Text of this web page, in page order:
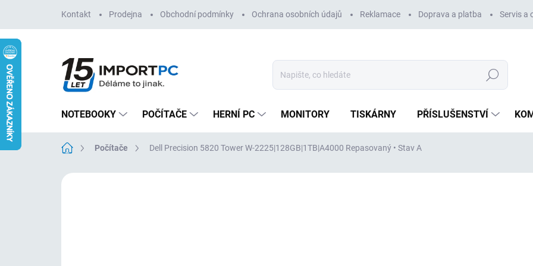
obsah
Kontakt Prodejna Obchodní podmínky Ochrana osobních údajů Reklamace Doprava a platba Servis a
Hledat
NOTEBOOKY POČÍTAČE HERNÍ PC MONITORY TISKÁRNY PŘÍSLUŠENSTVÍ
Domů Počítače Dell Precision 5820 Tower W-2225|128GB|1TB|A4000 Repasovaný • Stav A